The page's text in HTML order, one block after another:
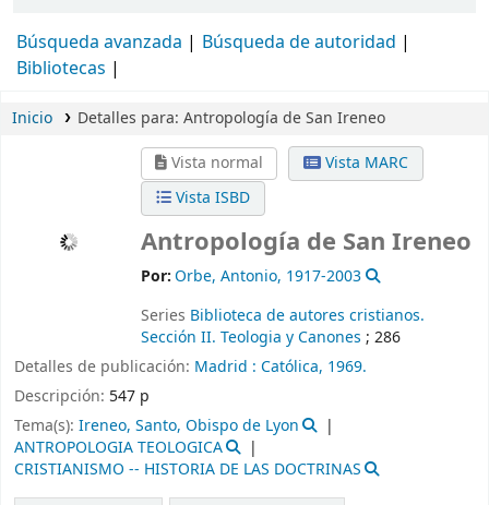
Búsqueda avanzada
Búsqueda de autoridad
Bibliotecas
Inicio Detalles para: Antropología de San Ireneo
Vista normal
Vista MARC
Vista ISBD
Antropología de San Ireneo
Por:Orbe, Antonio, 1917-2003
Series Biblioteca de autores cristianos.
Sección II. Teologia y Canones ; 286
Detalles de publicación: Madrid : Católica, 1969.
Descripción: 547 p
Tema(s): Ireneo, Santo, Obispo de Lyon
ANTROPOLOGIA TEOLOGICA
CRISTIANISMO -- HISTORIA DE LAS DOCTRINAS